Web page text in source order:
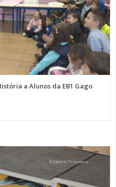
a Alunos da EB1 Gago